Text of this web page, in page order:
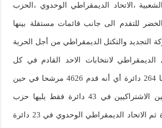
،الاتحاد الديمقراطي الوحدوي ،الحزب
للتقدم الى جانب قائمات مستقلة بينها
التجديد والتكتل الديمقراطي من أجل الحرية
لانتخابات الاحد القادم في كل
الدوائر الانتخابية البالغ عددها 264 دائرة أي أنه قدم 4626 مرشحا في حين
ستتنافس حركة الديمقراطيين الاشتراكيين في 43 دائرة فقط يليها حزب
الوحدة الشعبية في 39 دائرة ثم الاتحاد الديمقراطي الوحدوي في 23 دائرة